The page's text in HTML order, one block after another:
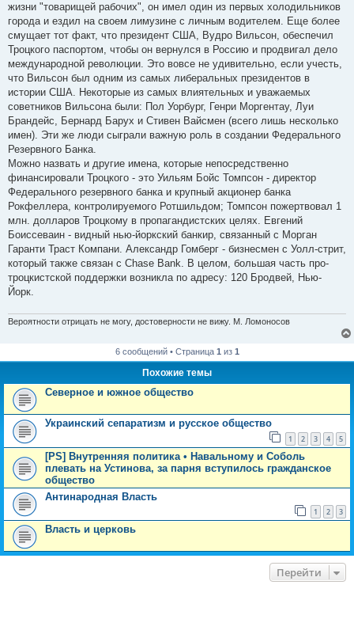
жизни "товарищей рабочих", он имел один из первых холодильников
города и ездил на своем лимузине с личным водителем. Еще более
смущает тот факт, что президент США, Вудро Вильсон, обеспечил
Троцкого паспортом, чтобы он вернулся в Россию и продвигал дело
международной революции. Это вовсе не удивительно, если учесть,
что Вильсон был одним из самых либеральных президентов в
истории США. Некоторые из самых влиятельных и уважаемых
советников Вильсона были: Пол Уорбург, Генри Моргентау, Луи
Брандейс, Бернард Барух и Стивен Вайсмен (всего лишь несколько
имен). Эти же люди сыграли важную роль в создании Федерального
Резервного Банка.
Можно назвать и другие имена, которые непосредственно
финансировали Троцкого - это Уильям Бойс Томпсон - директор
Федерального резервного банка и крупный акционер банка
Рокфеллера, контролируемого Ротшильдом; Томпсон пожертвовал 1
млн. долларов Троцкому в пропагандистских целях. Евгений
Боиссеваин - видный нью-йоркский банкир, связанный с Морган
Гаранти Траст Компани. Александр Гомберг - бизнесмен с Уолл-стрит,
который также связан с Chase Bank. В целом, большая часть про-
троцкистской поддержки возникла по адресу: 120 Бродвей, Нью-
Йорк.
Вероятности отрицать не могу, достоверности не вижу. М. Ломоносов
6 сообщений • Страница 1 из 1
Похожие темы
Северное и южное общество
Украинский сепаратизм и русское общество
1 2 3 4 5
[PS] Внутренняя политика • Навальному и Соболь
плевать на Устинова, за парня вступилось гражданское
общество
Антинародная Власть
1 2 3
Власть и церковь
Перейти